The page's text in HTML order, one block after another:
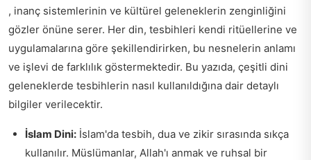
, inanç sistemlerinin ve kültürel geleneklerin zenginliğini
gözler önüne serer. Her din, tesbihleri kendi ritüellerine ve
uygulamalarına göre şekillendirirken, bu nesnelerin anlamı
ve işlevi de farklılık göstermektedir. Bu yazıda, çeşitli dini
geleneklerde tesbihlerin nasıl kullanıldığına dair detaylı
bilgiler verilecektir.
İslam Dini: İslam'da tesbih, dua ve zikir sırasında sıkça
kullanılır. Müslümanlar, Allah'ı anmak ve ruhsal bir